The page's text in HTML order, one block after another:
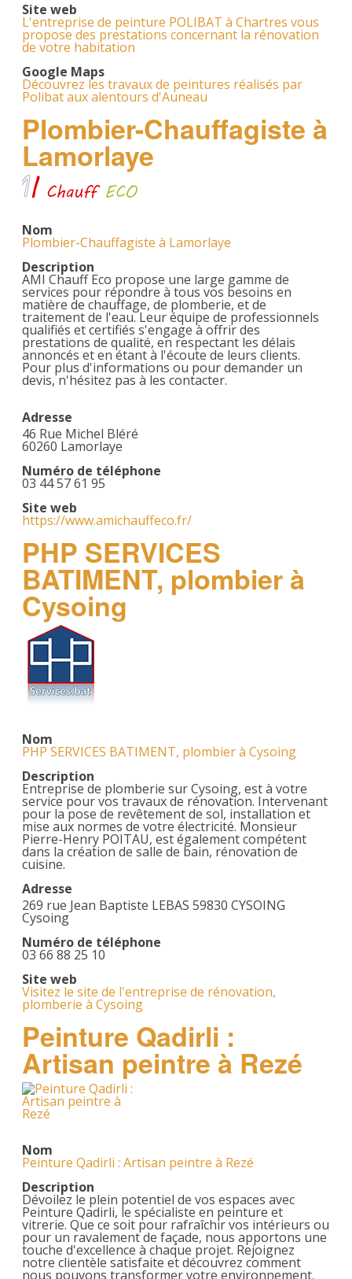
Site web
L'entreprise de peinture POLIBAT à Chartres vous
propose des prestations concernant la rénovation
de votre habitation
Google Maps
Découvrez les travaux de peintures réalisés par
Polibat aux alentours d'Auneau
Plombier-Chauffagiste à
Lamorlaye
Nom
Plombier-Chauffagiste à Lamorlaye
Description
AMI Chauff Eco propose une large gamme de
services pour répondre à tous vos besoins en
matière de chauffage, de plomberie, et de
traitement de l'eau. Leur équipe de professionnels
qualifiés et certifiés s'engage à offrir des
prestations de qualité, en respectant les délais
annoncés et en étant à l'écoute de leurs clients.
Pour plus d'informations ou pour demander un
devis, n'hésitez pas à les contacter.
Adresse
46 Rue Michel Bléré
60260 Lamorlaye
Numéro de téléphone
03 44 57 61 95
Site web
https://www.amichauffeco.fr/
PHP SERVICES
BATIMENT, plombier à
Cysoing
Nom
PHP SERVICES BATIMENT, plombier à Cysoing
Description
Entreprise de plomberie sur Cysoing, est à votre
service pour vos travaux de rénovation. Intervenant
pour la pose de revêtement de sol, installation et
mise aux normes de votre électricité. Monsieur
Pierre-Henry POITAU, est également compétent
dans la création de salle de bain, rénovation de
cuisine.
Adresse
269 rue Jean Baptiste LEBAS 59830 CYSOING
Cysoing
Numéro de téléphone
03 66 88 25 10
Site web
Visitez le site de l'entreprise de rénovation,
plomberie à Cysoing
Peinture Qadirli :
Artisan peintre à Rezé
Nom
Peinture Qadirli : Artisan peintre à Rezé
Description
Dévoilez le plein potentiel de vos espaces avec
Peinture Qadirli, le spécialiste en peinture et
vitrerie. Que ce soit pour rafraîchir vos intérieurs ou
pour un ravalement de façade, nous apportons une
touche d'excellence à chaque projet. Rejoignez
notre clientèle satisfaite et découvrez comment
nous pouvons transformer votre environnement.